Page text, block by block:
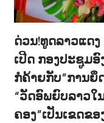
ດ່ວນ!ທູດລາວແດ
ເປີດ ກອງປະຊູມ
ກໍຄ້າຍກັບ”ການຍຶ
“ວັດອົພຍົບລາວໃ
ຄອງ”ເປັນເຂດຂ